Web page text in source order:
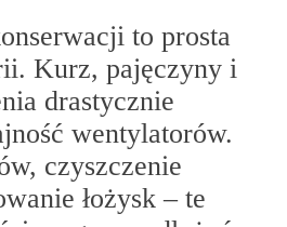
to prosta
Kurz, pajęczyny i
drastycznie
wentylatorów.
czyszczenie
łożysk – te